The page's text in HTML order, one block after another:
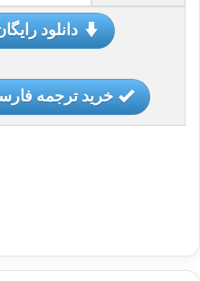
دانلود
خرید ترجمه